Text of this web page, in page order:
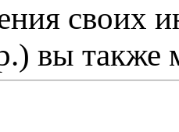
своих
вы также